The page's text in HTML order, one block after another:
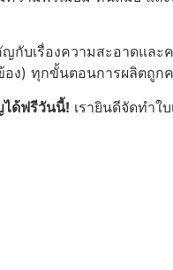
กับเรื่องความสะอาดและ
ข้อง) ทุกขั้นตอนการผลิ
ได้ฟรีวันนี้! เรายินดีจัดทำใ